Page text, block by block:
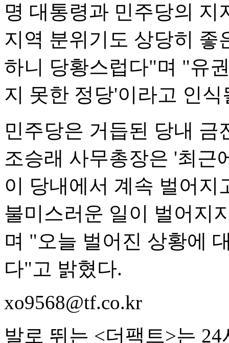
명 대통령과 민주당의
지역 분위기도 상당히 좋
하니 당황스럽다"며 "유
지 못한 정당'이라고 인
민주당은 거듭된 당내 금
조승래 사무총장은 '최근
이 당내에서 계속 벌어
불미스러운 일이 벌어지
며 "오늘 벌어진 상황에
다"고 밝혔다.
xo9568@tf.co.kr
발로 뛰는 <더팩트>는